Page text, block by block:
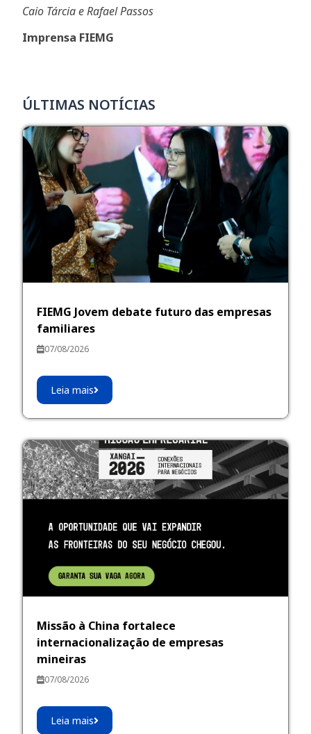
Caio Tárcia e Rafael Passos
Imprensa FIEMG
ÚLTIMAS NOTÍCIAS
FIEMG Jovem debate futuro das empresas
familiares
07/08/2026
Leia mais
Missão à China fortalece
internacionalização de empresas
mineiras
07/08/2026
Leia mais